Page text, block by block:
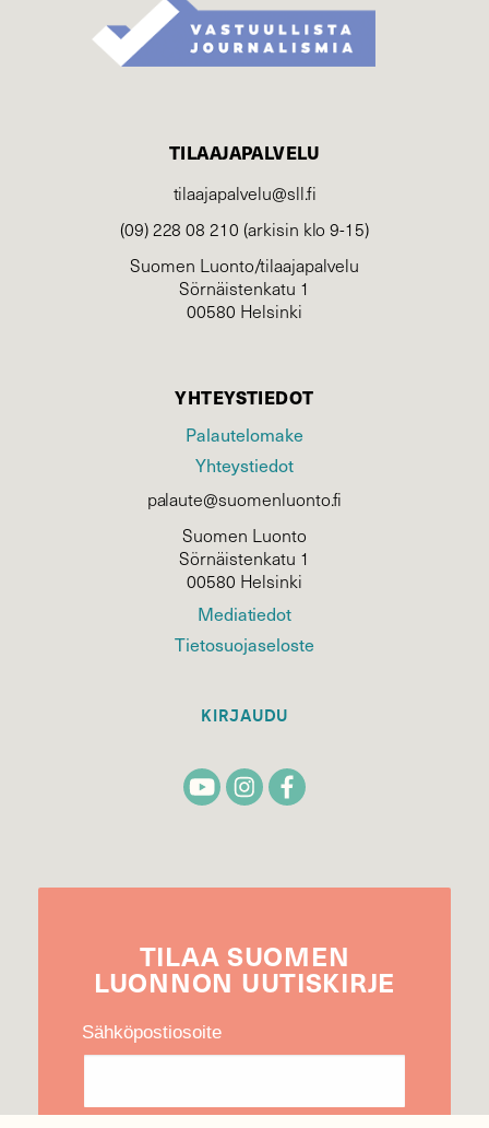
TILAAJAPALVELU
tilaajapalvelu@sll.fi
(09) 228 08 210 (arkisin klo 9-15)
Suomen Luonto/tilaajapalvelu
Sörnäistenkatu 1
00580 Helsinki
YHTEYSTIEDOT
Palautelomake
Yhteystiedot
palaute@suomenluonto.fi
Suomen Luonto
Sörnäistenkatu 1
00580 Helsinki
Mediatiedot
Tietosuojaseloste
KIRJAUDU
TILAA SUOMEN
LUONNON UUTIS­KIRJE
Sähköpostiosoite